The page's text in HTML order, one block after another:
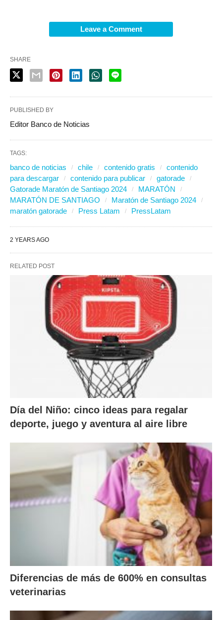
Leave a Comment
SHARE
PUBLISHED BY
Editor Banco de Noticias
TAGS:
banco de noticias chile contenido gratis
contenido
para descargar
contenido para publicar
gatorade
Gatorade Maratón de Santiago 2024
MARATÓN
MARATÓN DE SANTIAGO
Maratón de Santiago 2024
maratón gatorade
Press Latam PressLatam
2 YEARS AGO
RELATED POST
Día del Niño: cinco ideas para regalar
deporte, juego y aventura al aire libre
Diferencias de más de 600% en consultas
veterinarias